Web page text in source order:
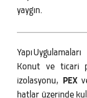
yaygın.
Yapı Uygulamaları
Konut ve ticari
izolasyonu, PEX
hatlar üzerinde